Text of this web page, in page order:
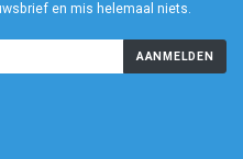
en mis helemaal niets.
AANMELDEN